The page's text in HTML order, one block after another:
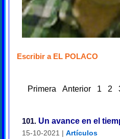
Escribir a EL POLACO
Primera Anterior 1 2
101. Un avance en el
15-10-2021 | Artículos